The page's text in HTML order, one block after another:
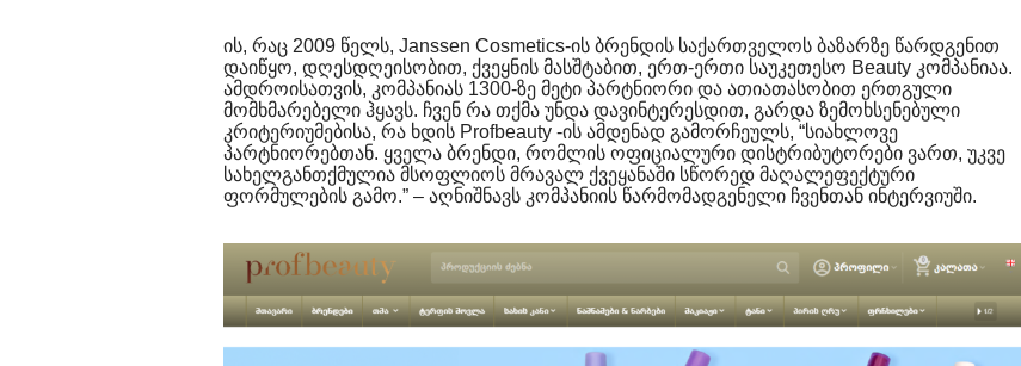
ის, რაც 2009 წელს, Janssen Cosmetics-ის ბრენდის საქართველოს ბაზარზე წარდგენით
დაიწყო, დღესდღეისობით, ქვეყნის მასშტაბით, ერთ-ერთი საუკეთესო Beauty კომპანიაა.
ამდროისათვის, კომპანიას 1300-ზე მეტი პარტნიორი და ათიათასობით ერთგული
მომხმარებელი ჰყავს. ჩვენ რა თქმა უნდა დავინტერესდით, გარდა ზემოხსენებული
კრიტერიუმებისა, რა ხდის Profbeauty -ის ამდენად გამორჩეულს, “სიახლოვე
პარტნიორებთან. ყველა ბრენდი, რომლის ოფიციალური დისტრიბუტორები ვართ, უკვე
სახელგანთქმულია მსოფლიოს მრავალ ქვეყანაში სწორედ მაღალეფექტური
ფორმულების გამო.” – აღნიშნავს კომპანიის წარმომადგენელი ჩვენთან ინტერვიუში.